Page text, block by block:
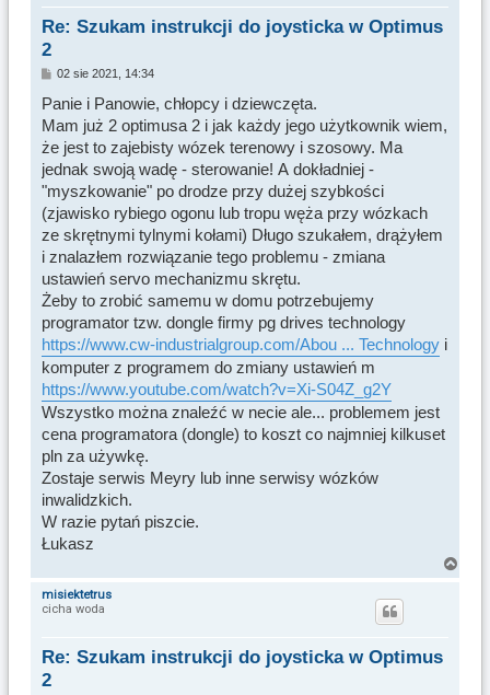
r
Re: Szukam instrukcji do joysticka w Optimus
2
P
s
02 sie 2021, 14:34
Panie i Panowie, chłopcy i dziewczęta.
Mam już 2 optimusa 2 i jak każdy jego użytkownik wiem,
że jest to zajebisty wózek terenowy i szosowy. Ma
jednak swoją wadę - sterowanie! A dokładniej -
"myszkowanie" po drodze przy dużej szybkości
(zjawisko rybiego ogonu lub tropu węża przy wózkach
ze skrętnymi tylnymi kołami) Długo szukałem, drążyłem
i znalazłem rozwiązanie tego problemu - zmiana
ustawień servo mechanizmu skrętu.
Żeby to zrobić samemu w domu potrzebujemy
programator tzw. dongle firmy pg drives technology
https://www.cw-industrialgroup.com/Abou ... Technology i
komputer z programem do zmiany ustawień m
https://www.youtube.com/watch?v=Xi-S04Z_g2Y
Wszystko można znaleźć w necie ale... problemem jest
cena programatora (dongle) to koszt co najmniej kilkuset
pln za używkę.
Zostaje serwis Meyry lub inne serwisy wózków
inwalidzkich.
W razie pytań piszcie.
Łukasz
N
misiektetrus
cicha woda
Re: Szukam instrukcji do joysticka w Optimus
2